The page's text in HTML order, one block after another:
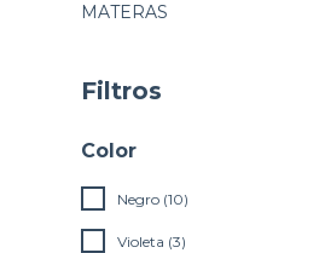
MATERAS
Filtros
Color
Negro (10)
Violeta (3)